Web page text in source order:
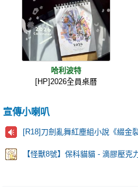
哈利波特
[HP]2026全員桌曆
宣傳小喇叭
[R18]刀劍亂舞紅塵組小說《綴金裂
【怪獸8號】保科貓貓 - 滴膠壓克